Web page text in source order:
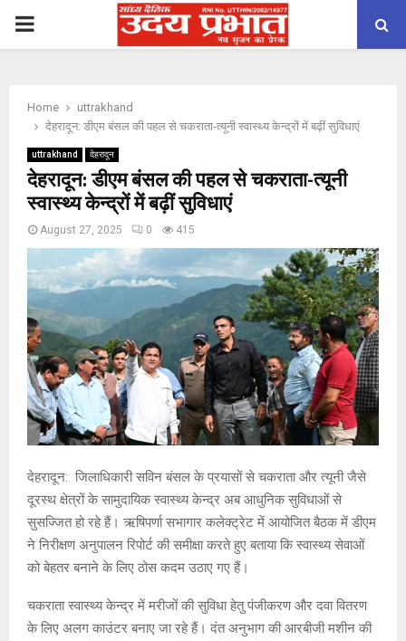
PRIMARY
Home
uttrakhand
देहरादून: डीएम बंसल की पहल से चकराता-त्यूनी स्वास्थ्य केन्द्रों में बढ़ीं सुविधाएं
uttrakhand देहरादून
देहरादून: डीएम बंसल की पहल से चकराता-त्यूनी
स्वास्थ्य केन्द्रों में बढ़ीं सुविधाएं
August 27, 2025 0 415
देहरादून: जिलाधिकारी सविन बंसल के प्रयासों से चकराता और त्यूनी जैसे
दूरस्थ क्षेत्रों के सामुदायिक स्वास्थ्य केन्द्र अब आधुनिक सुविधाओं से
सुसज्जित हो रहे हैं। ऋषिपर्णा सभागार कलेक्ट्रेट में आयोजित बैठक में डीएम
ने निरीक्षण अनुपालन रिपोर्ट की समीक्षा करते हुए बताया कि स्वास्थ्य सेवाओं
को बेहतर बनाने के लिए ठोस कदम उठाए गए हैं।
चकराता स्वास्थ्य केन्द्र में मरीजों की सुविधा हेतु पंजीकरण और दवा वितरण
के लिए अलग काउंटर बनाए जा रहे हैं। दंत अनुभाग की आरबीजी मशीन की